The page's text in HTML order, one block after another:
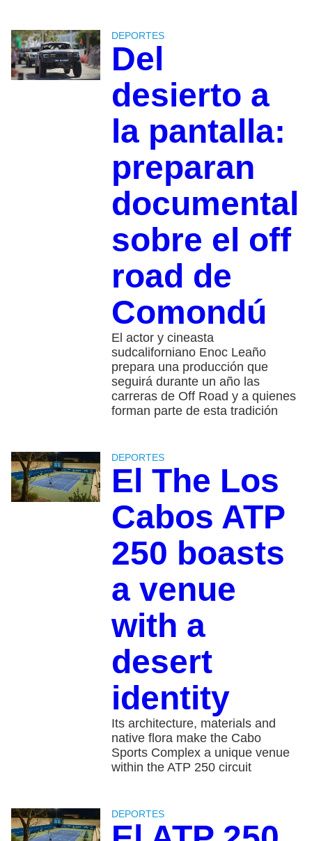
DEPORTES
Del
desierto a
la pantalla:
preparan
documental
sobre el off
road de
Comondú
El actor y cineasta
sudcaliforniano Enoc Leaño
prepara una producción que
seguirá durante un año las
carreras de Off Road y a quienes
forman parte de esta tradición
DEPORTES
El The Los
Cabos ATP
250 boasts
a venue
with a
desert
identity
Its architecture, materials and
native flora make the Cabo
Sports Complex a unique venue
within the ATP 250 circuit
DEPORTES